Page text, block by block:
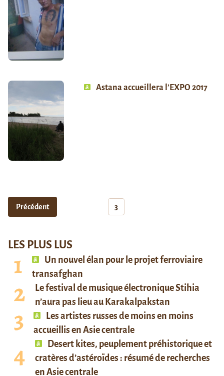
Astana accueillera l’EXPO 2017
Précédent 3
LES PLUS LUS
Un nouvel élan pour le projet ferroviaire
transafghan
Le festival de musique électronique Stihia
n’aura pas lieu au Karakalpakstan
Les artistes russes de moins en moins
accueillis en Asie centrale
Desert kites, peuplement préhistorique et
cratères d’astéroïdes : résumé de recherches
en Asie centrale